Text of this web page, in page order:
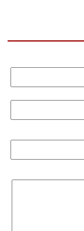
سيارات